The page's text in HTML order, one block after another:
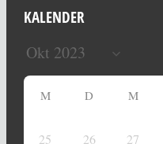
KALENDER
M D M
25 26 27